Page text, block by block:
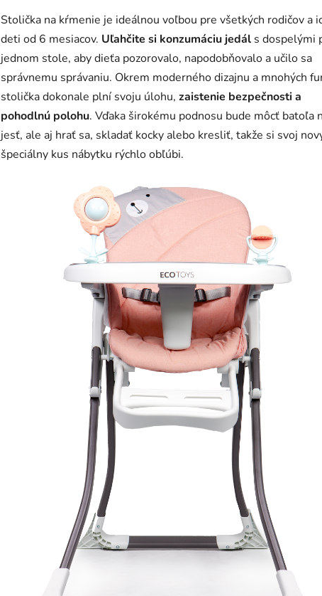
Stolička na kŕmenie je ideálnou voľbou pre všetkých rodičov a
deti od 6 mesiacov. Uľahčite si konzumáciu jedál s dospelými
jednom stole, aby dieťa pozorovalo, napodobňovalo a učilo sa
správnemu správaniu. Okrem moderného dizajnu a mnohých
stolička dokonale plní svoju úlohu, zaistenie bezpečnostia
pohodlnú polohu. Vďaka širokému podnosu bude môcť batoľa
jesť, ale aj hrať sa, skladať kocky alebo kresliť, takže si svoj
špeciálny kus nábytku rýchlo obľúbi.